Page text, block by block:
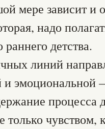
мере зависит и
надо
детства.
линий
и эмоциональной
процесса
только чувством,